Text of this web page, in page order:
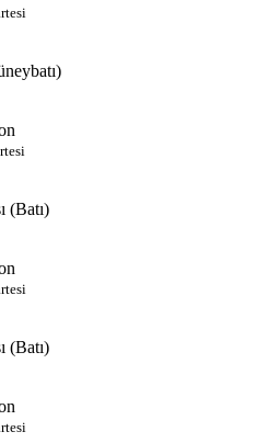
(Batı)
(Batı)